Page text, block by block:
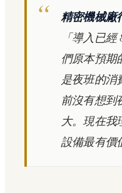
精密機械廠
「導入已
們原本預期
是夜班的
前沒有想到
大。現在我
設備最有價